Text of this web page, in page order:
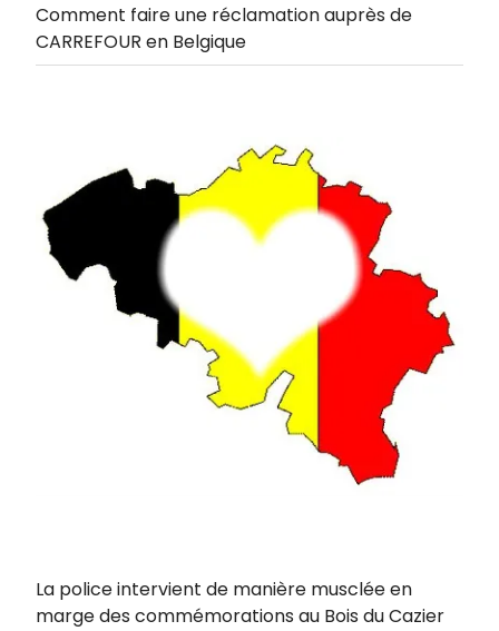
Comment faire une réclamation auprès de
CARREFOUR en Belgique
La police intervient de manière musclée en
marge des commémorations au Bois du Cazier